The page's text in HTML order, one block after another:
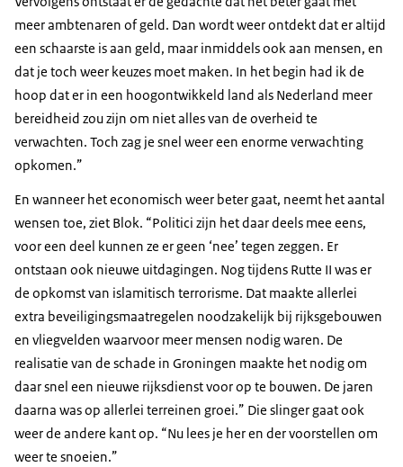
meer ambtenaren of geld. Dan wordt weer ontdekt dat er altijd
een schaarste is aan geld, maar inmiddels ook aan mensen, en
dat je toch weer keuzes moet maken. In het begin had ik de
hoop dat er in een hoogontwikkeld land als Nederland meer
bereidheid zou zijn om niet alles van de overheid te
verwachten. Toch zag je snel weer een enorme verwachting
opkomen.”
En wanneer het economisch weer beter gaat, neemt het aantal
wensen toe, ziet Blok. “Politici zijn het daar deels mee eens,
voor een deel kunnen ze er geen ‘nee’ tegen zeggen. Er
ontstaan ook nieuwe uitdagingen. Nog tijdens Rutte II was er
de opkomst van islamitisch terrorisme. Dat maakte allerlei
extra beveiligingsmaatregelen noodzakelijk bij rijksgebouwen
en vliegvelden waarvoor meer mensen nodig waren. De
realisatie van de schade in Groningen maakte het nodig om
daar snel een nieuwe rijksdienst voor op te bouwen. De jaren
daarna was op allerlei terreinen groei.” Die slinger gaat ook
weer de andere kant op. “Nu lees je her en der voorstellen om
weer te snoeien.”